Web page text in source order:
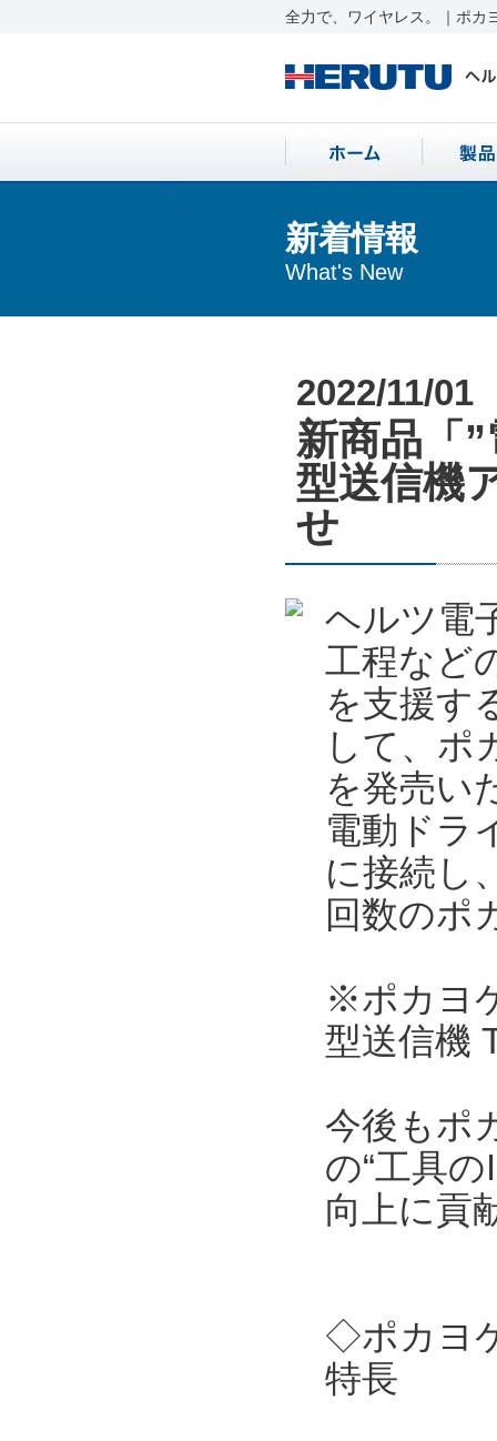
全力で、ワイヤレス。｜ポカ
新着情報
What's New
2022/11/01
新商品「
型送信機
せ
ヘルツ電
工程など
を支援す
して、ポ
を発売い
電動ドラ
に接続し
回数のポ
※ポカヨ
型送信機
今後もポ
の“工具
向上に貢
◇ポカヨ
特長